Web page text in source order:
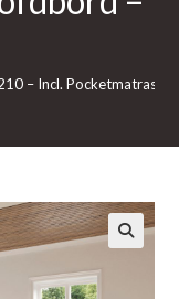
– Incl. Pocketmatras +